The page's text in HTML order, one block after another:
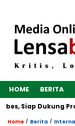
HOME BERITA
Siap Dukung
Home / Berita /